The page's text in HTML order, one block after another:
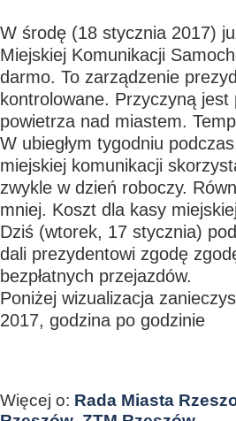
W środę (18 stycznia 2017)
Miejskiej Komunikacji
darmo. To zarządzenie
kontrolowane. Przyczyną
powietrza nad miastem.
W ubiegłym tygodniu
miejskiej komunikacji
zwykle w dzień roboczy.
mniej. Koszt dla kasy
Dziś (wtorek, 17 stycznia)
dali prezydentowi zgodę
bezpłatnych przejazdów.
Poniżej wizualizacja
2017, godzina po godzinie
Więcej o: Rada Miasta